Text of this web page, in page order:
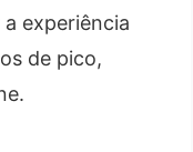
experiência
de pico,